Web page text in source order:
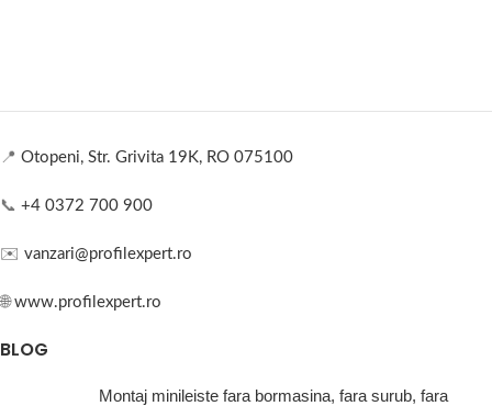
📍 Otopeni, Str. Grivita 19K, RO 075100
📞 +4 0372 700 900
✉️ vanzari@profilexpert.ro
🌐www.profilexpert.ro
BLOG
Montaj minileiste fara bormasina, fara surub, fara